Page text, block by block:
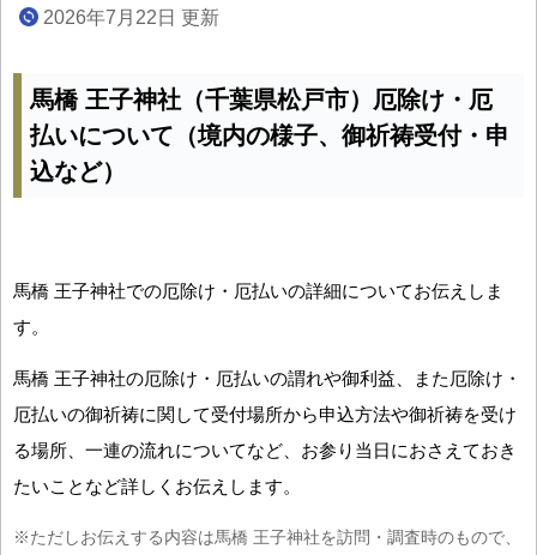
2026年7月22日 更新
馬橋 王子神社（千葉県松戸市）厄除け・厄
払いについて（境内の様子、御祈祷受付・申
込など）
馬橋 王子神社での厄除け・厄払いの詳細についてお伝えしま
す。
馬橋 王子神社の厄除け・厄払いの謂れや御利益、また厄除け・
厄払いの御祈祷に関して受付場所から申込方法や御祈祷を受け
る場所、一連の流れについてなど、お参り当日におさえておき
たいことなど詳しくお伝えします。
※ただしお伝えする内容は馬橋 王子神社を訪問・調査時のもので、